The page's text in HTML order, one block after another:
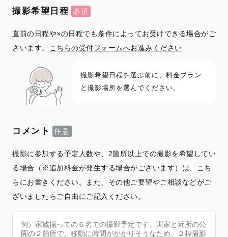
撮影希望日程
直前の日程や×の日程でも条件によってお受けできる場合がご
ざいます。
こちらの受付フォームへお進みください
撮影希望日程を選ぶ前に、料金プラン
と撮影場所を選んでください。
コメント
撮影に参加する予定人数や、2箇所以上での撮影を希望してい
る場合（※追加料金が発生する場合がございます）は、こち
らにお書きください。また、その他ご要望やご相談などがご
ざいましたらご自由にご記入ください。